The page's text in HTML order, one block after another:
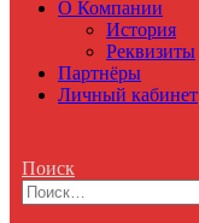
О Компании
История
Реквизиты
Партнёры
Личный кабинет
Поиск